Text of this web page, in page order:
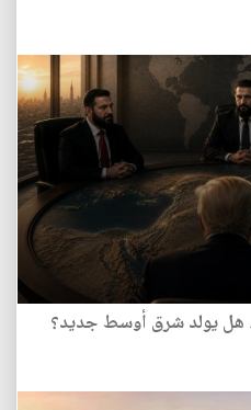
هل يولد شرق أوسط جديد؟